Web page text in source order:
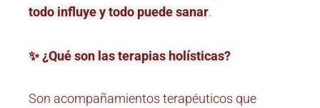
todo influye y todo puede sanar.
✨ ¿Qué son las terapias holísticas?
Son acompañamientos terapéuticos que